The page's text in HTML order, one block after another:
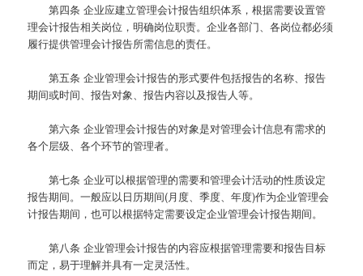
第四条 企业应建立管理会计报告组织体系，根据需要设置管
理会计报告相关岗位，明确岗位职责。企业各部门、各岗位都必须
履行提供管理会计报告所需信息的责任。
第五条 企业管理会计报告的形式要件包括报告的名称、报告
期间或时间、报告对象、报告内容以及报告人等。
第六条 企业管理会计报告的对象是对管理会计信息有需求的
各个层级、各个环节的管理者。
第七条 企业可以根据管理的需要和管理会计活动的性质设定
报告期间。一般应以日历期间(月度、季度、年度)作为企业管理会
计报告期间，也可以根据特定需要设定企业管理会计报告期间。
第八条 企业管理会计报告的内容应根据管理需要和报告目标
而定，易于理解并具有一定灵活性。